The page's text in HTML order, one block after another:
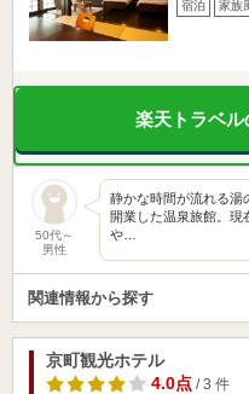
宿泊 家族
楽天トラベ
50代～
男性
静かな時間が流れる湯
開業した温泉旅館。現
や…
関連情報から探す
京町観光ホテル
4.0点/ 3 件